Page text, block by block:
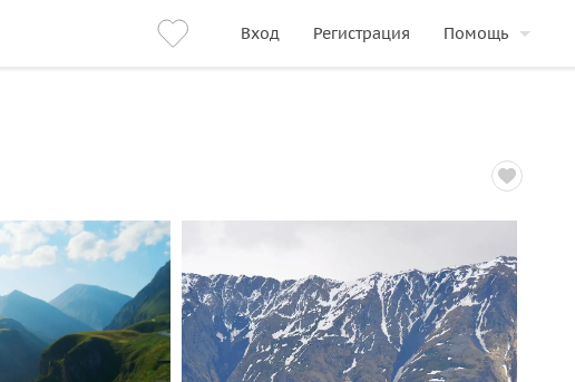
Вход Регистрация Помощь